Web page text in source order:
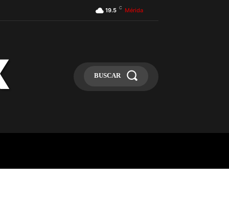
19.5 C Mérida
BUSCAR